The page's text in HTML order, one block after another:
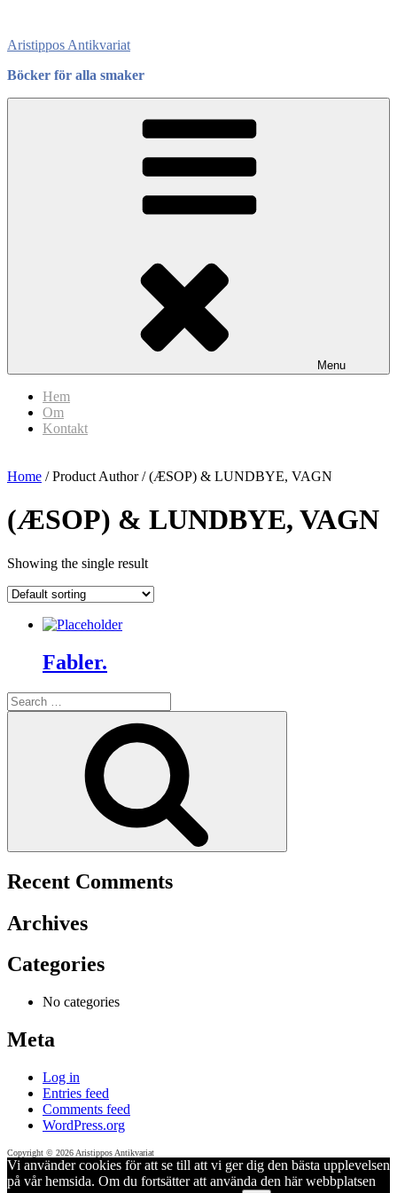
content
Aristippos Antikvariat
Böcker för alla smaker
Menu
Hem
Om
Kontakt
Home / Product Author / (ÆSOP) & LUNDBYE, VAGN
(ÆSOP) & LUNDBYE, VAGN
Showing the single result
Fabler.
Search
for:
Recent Comments
Archives
Categories
No categories
Meta
Log in
Entries feed
Comments feed
WordPress.org
Copyright © 2026 Aristippos Antikvariat
Vi använder cookies för att se till att vi ger dig den bästa upplevelsen
på vår hemsida. Om du fortsätter att använda den här webbplatsen